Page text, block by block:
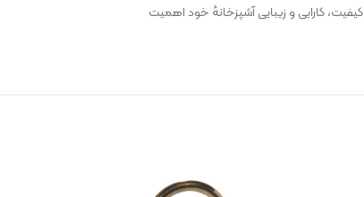
به کیفیت، کارایی و زیبایی آشپزخانهٔ خود اهمیت